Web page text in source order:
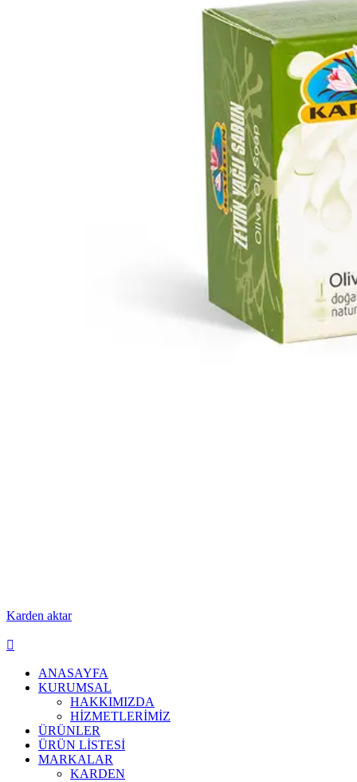
Karden aktar
ANASAYFA
KURUMSAL
HAKKIMIZDA
HİZMETLERİMİZ
ÜRÜNLER
ÜRÜN LİSTESİ
MARKALAR
KARDEN